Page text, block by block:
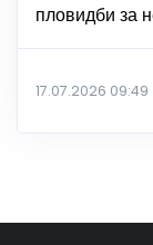
пловидби за
17.07.2026 09:49